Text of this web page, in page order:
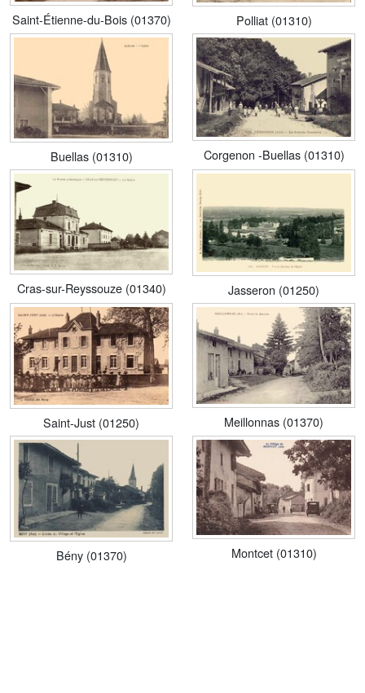
Saint-Étienne-du-Bois (01370) Polliat (01310)
Buellas (01310) Corgenon -Buellas (01310)
Cras-sur-Reyssouze (01340) Jasseron (01250)
Saint-Just (01250) Meillonnas (01370)
Bény (01370) Montcet (01310)